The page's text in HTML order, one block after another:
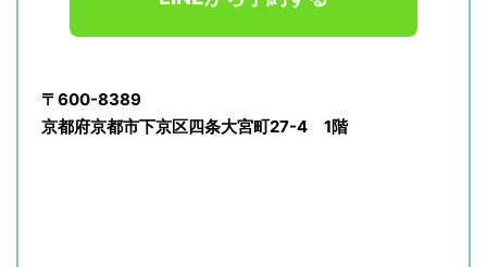
〒600-8389
京都府京都市下京区四条大宮町27-4 1階